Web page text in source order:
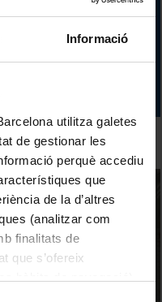
Informació
utilitza galetes
de gestionar les
perquè accediu
que
de la d’altres
(analitzar com
finalitats de
que s’ofereix